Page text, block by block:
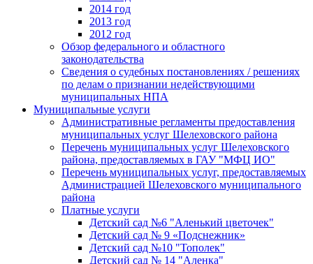
2014 год
2013 год
2012 год
Обзор федерального и областного
законодательства
Сведения о судебных постановлениях / решениях
по делам о признании недействующими
муниципальных НПА
Муниципальные услуги
Административные регламенты предоставления
муниципальных услуг Шелеховского района
Перечень муниципальных услуг Шелеховского
района, предоставляемых в ГАУ "МФЦ ИО"
Перечень муниципальных услуг, предоставляемых
Администрацией Шелеховского муниципального
района
Платные услуги
Детский сад №6 "Аленький цветочек"
Детский сад № 9 «Подснежник»
Детский сад №10 "Тополек"
Детский сад № 14 "Аленка"